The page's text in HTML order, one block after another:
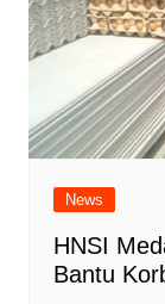
News
HNSI
Bantu